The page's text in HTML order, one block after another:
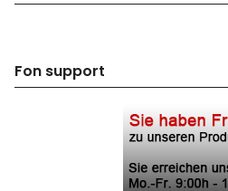
Fon support